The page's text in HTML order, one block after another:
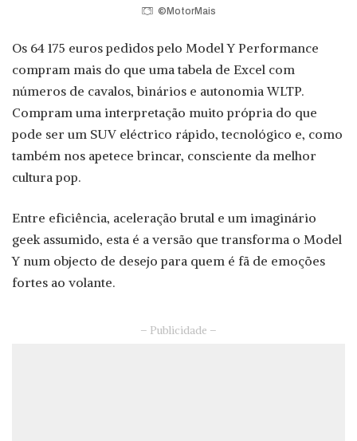
©MotorMais
Os 64 175 euros pedidos pelo Model Y Performance
compram mais do que uma tabela de Excel com
números de cavalos, binários e autonomia WLTP.
Compram uma interpretação muito própria do que
pode ser um SUV eléctrico rápido, tecnológico e, como
também nos apetece brincar, consciente da melhor
cultura pop.
Entre eficiência, aceleração brutal e um imaginário
geek assumido, esta é a versão que transforma o Model
Y num objecto de desejo para quem é fã de emoções
fortes ao volante.
– Publicidade –